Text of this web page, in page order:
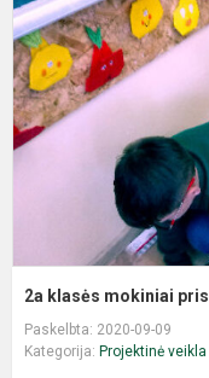
2a klasės mokiniai
Paskelbta: 2020-09-09
Kategorija: Projektinė veikla